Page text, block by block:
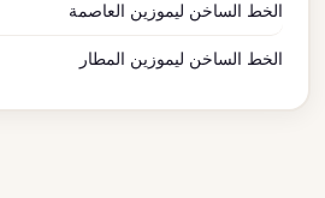
الخط الساخن ليموزين العاصمة
الخط الساخن ليموزين المطار